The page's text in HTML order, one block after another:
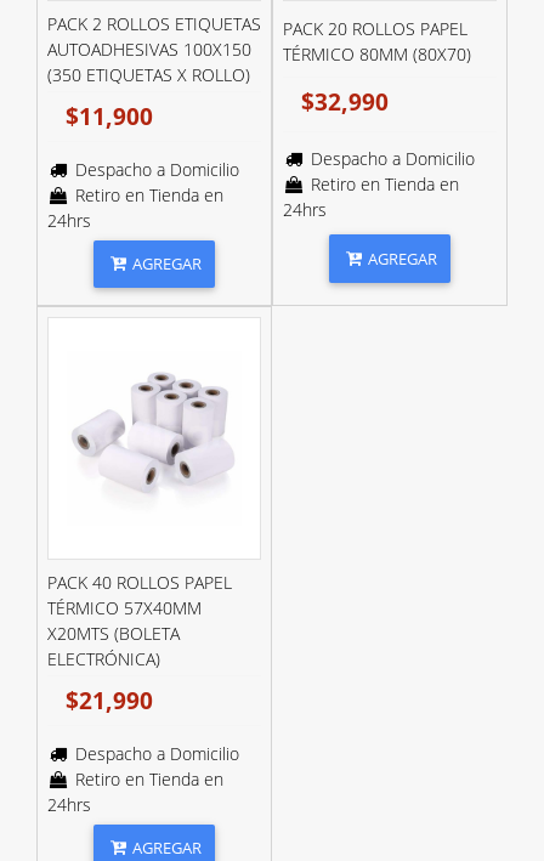
PACK 2 ROLLOS ETIQUETAS
AUTOADHESIVAS 100X150
(350 ETIQUETAS X ROLLO)
$11,900
Despacho a Domicilio
Retiro en Tienda en
24hrs
AGREGAR
PACK 20 ROLLOS PAPEL
TÉRMICO 80MM (80X70)
$32,990
Despacho a Domicilio
Retiro en Tienda en
24hrs
AGREGAR
PACK 40 ROLLOS PAPEL
TÉRMICO 57X40MM
X20MTS (BOLETA
ELECTRÓNICA)
$21,990
Despacho a Domicilio
Retiro en Tienda en
24hrs
AGREGAR